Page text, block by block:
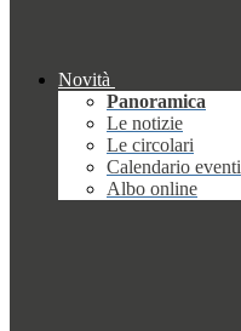
Novità
Panoramica
Le notizie
Le circolari
Calendario eventi
Albo online